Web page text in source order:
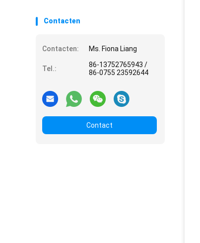
Contacten
Contacten: Ms. Fiona Liang
Tel.:
86-13752765943 /
86-0755 23592644
Contact